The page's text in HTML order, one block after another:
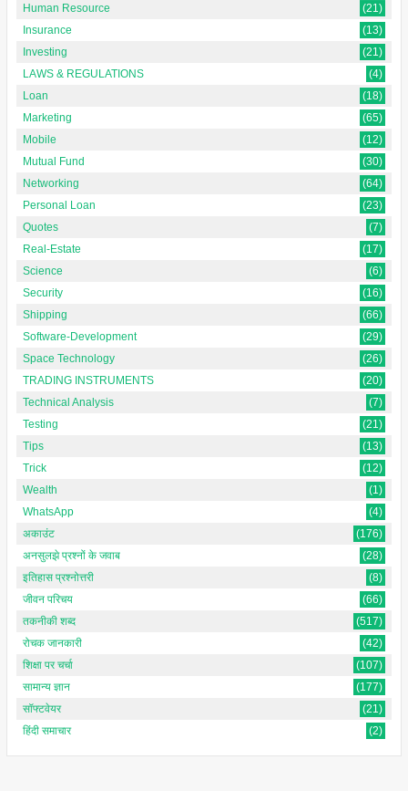
Human Resource
(21)
Insurance
(13)
Investing
(21)
LAWS & REGULATIONS
(4)
Loan
(18)
Marketing
(65)
Mobile
(12)
Mutual Fund
(30)
Networking
(64)
Personal Loan
(23)
Quotes
(7)
Real-Estate
(17)
Science
(6)
Security
(16)
Shipping
(66)
Software-Development
(29)
Space Technology
(26)
TRADING INSTRUMENTS
(20)
Technical Analysis
(7)
Testing
(21)
Tips
(13)
Trick
(12)
Wealth
(1)
WhatsApp
(4)
अकाउंट
(176)
अनसुलझे प्रश्नों के जवाब
(28)
इतिहास प्रश्नोत्तरी
(8)
जीवन परिचय
(66)
तकनीकी शब्द
(517)
रोचक जानकारी
(42)
शिक्षा पर चर्चा
(107)
सामान्य ज्ञान
(177)
सॉफ्टवेयर
(21)
हिंदी समाचार
(2)